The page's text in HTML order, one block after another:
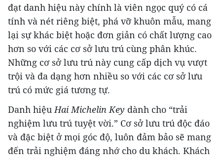
đạt danh hiệu này chính là viên ngọc quý có cá
tính và nét riêng biệt, phá vỡ khuôn mẫu, mang
lại sự khác biệt hoặc đơn giản có chất lượng cao
hơn so với các cơ sở lưu trú cùng phân khúc.
Những cơ sở lưu trú này cung cấp dịch vụ vượt
trội và đa dạng hơn nhiều so với các cơ sở lưu
trú có mức giá tương tự.
Danh hiệu Hai Michelin Key dành cho “trải
nghiệm lưu trú tuyệt vời.” Cơ sở lưu trú độc đáo
và đặc biệt ở mọi góc độ, luôn đảm bảo sẽ mang
đến trải nghiệm đáng nhớ cho du khách. Khách